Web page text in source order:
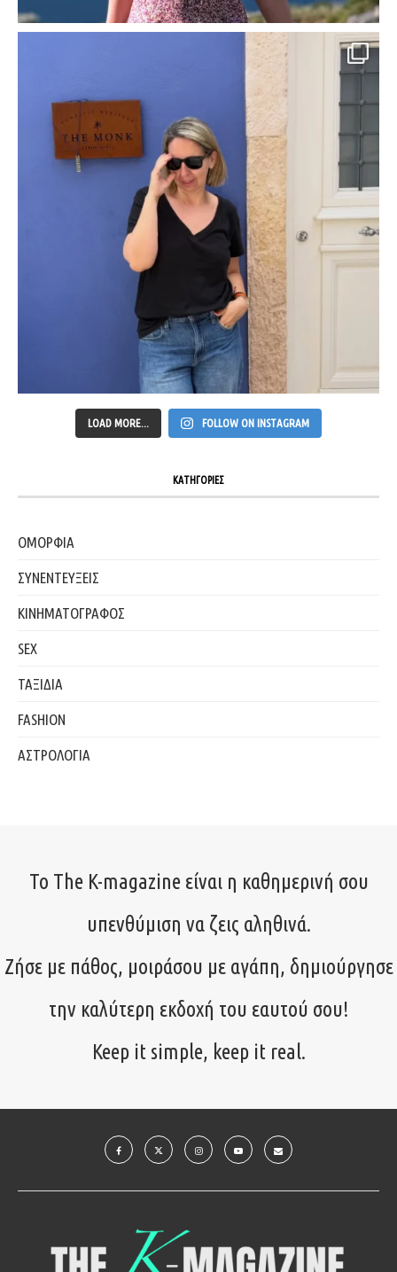
LOAD MORE... FOLLOW ON INSTAGRAM
ΚΑΤΗΓΟΡΙΕΣ
ΟΜΟΡΦΙΑ
ΣΥΝΕΝΤΕΥΞΕΙΣ
ΚΙΝΗΜΑΤΟΓΡΑΦΟΣ
SEX
ΤΑΞΙΔΙΑ
FASHION
ΑΣΤΡΟΛΟΓΙΑ
Το The K-magazine είναι η καθημερινή σου
υπενθύμιση να ζεις αληθινά.
Ζήσε με πάθος, μοιράσου με αγάπη, δημιούργησε
την καλύτερη εκδοχή του εαυτού σου!
Keep it simple, keep it real.